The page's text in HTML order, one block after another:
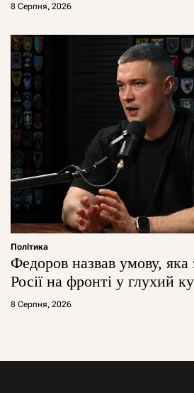
8 Серпня, 2026
Політика
Федоров назвав умову,
Росії на фронті у глухий
8 Серпня, 2026